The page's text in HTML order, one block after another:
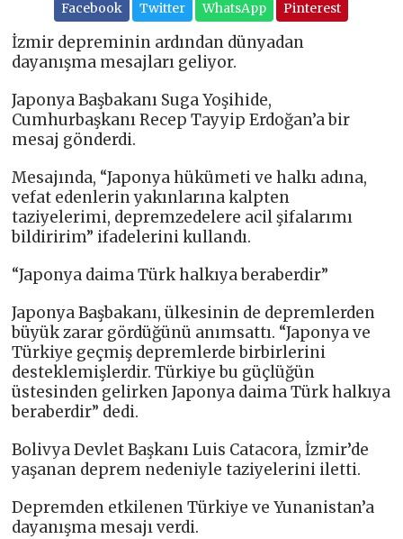
Facebook Twitter WhatsApp Pinterest
İzmir depreminin ardından dünyadan
dayanışma mesajları geliyor.
Japonya Başbakanı Suga Yoşihide,
Cumhurbaşkanı Recep Tayyip Erdoğan’a bir
mesaj gönderdi.
Mesajında, “Japonya hükümeti ve halkı adına,
vefat edenlerin yakınlarına kalpten
taziyelerimi, depremzedelere acil şifalarımı
bildiririm” ifadelerini kullandı.
“Japonya daima Türk halkıya beraberdir”
Japonya Başbakanı, ülkesinin de depremlerden
büyük zarar gördüğünü anımsattı. “Japonya ve
Türkiye geçmiş depremlerde birbirlerini
desteklemişlerdir. Türkiye bu güçlüğün
üstesinden gelirken Japonya daima Türk halkıya
beraberdir” dedi.
Bolivya Devlet Başkanı Luis Catacora, İzmir’de
yaşanan deprem nedeniyle taziyelerini iletti.
Depremden etkilenen Türkiye ve Yunanistan’a
dayanışma mesajı verdi.